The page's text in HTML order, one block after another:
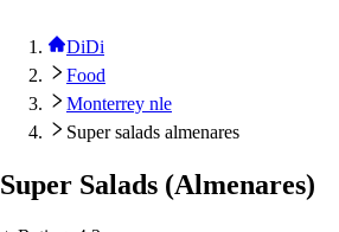
DiDi
Food
Monterrey nle
Super salads almenares
Super Salads (Almenares)